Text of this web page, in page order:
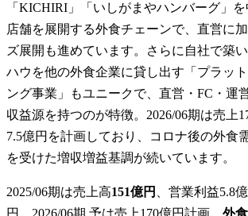
「KICHIRI」「いしがまやハンバーグ」
店舗を展開する外食チェーンで、直営に
ズ展開も進めています。さらに自社で築
ハウを他の外食企業に貸し出す「プラッ
ング事業」もユニークで、直営・FC・運
収益源を持つのが特徴。2026/06期は売上
7.5億円を計画しており、コロナ後の外食
を受けた増収増益基調が続いています。
2025/06期は売上高151億円
、営業利益5.8
円。2026/06期 予は売上170億円計画。 外